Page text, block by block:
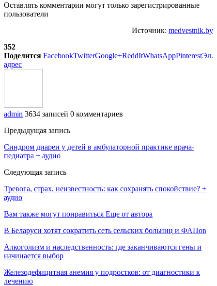
Оставлять комментарии могут только зарегистрированные
пользователи
Источник: medvestnik.by
352
Поделится FacebookTwitterGoogle+ReddItWhatsAppPinterestЭл.
адрес
admin 3634 записей 0 комментариев
Предыдущая запись
Синдром диареи у детей в амбулаторной практике врача-
педиатра + аудио
Следующая запись
Тревога, страх, неизвестность: как сохранять спокойствие? +
аудио
Вам также могут понравиться Еще от автора
В Беларуси хотят сократить сеть сельских больниц и ФАПов
Алкоголизм и наследственность: где заканчиваются гены и
начинается выбор
Железодефицитная анемия у подростков: от диагностики к
лечению